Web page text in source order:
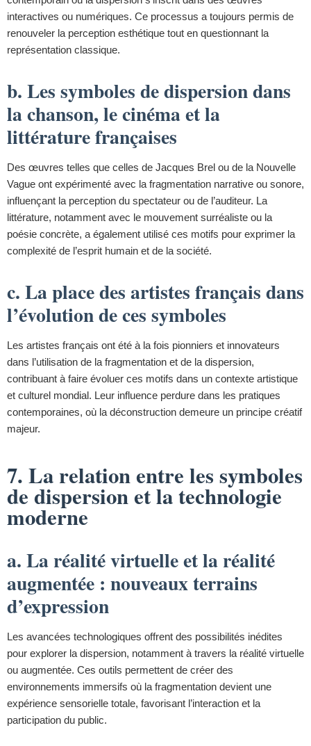
interactives ou numériques. Ce processus a toujours permis de
renouveler la perception esthétique tout en questionnant la
représentation classique.
b. Les symboles de dispersion dans
la chanson, le cinéma et la
littérature françaises
Des œuvres telles que celles de Jacques Brel ou de la Nouvelle
Vague ont expérimenté avec la fragmentation narrative ou sonore,
influençant la perception du spectateur ou de l’auditeur. La
littérature, notamment avec le mouvement surréaliste ou la
poésie concrète, a également utilisé ces motifs pour exprimer la
complexité de l’esprit humain et de la société.
c. La place des artistes français dans
l’évolution de ces symboles
Les artistes français ont été à la fois pionniers et innovateurs
dans l’utilisation de la fragmentation et de la dispersion,
contribuant à faire évoluer ces motifs dans un contexte artistique
et culturel mondial. Leur influence perdure dans les pratiques
contemporaines, où la déconstruction demeure un principe créatif
majeur.
7. La relation entre les symboles
de dispersion et la technologie
moderne
a. La réalité virtuelle et la réalité
augmentée : nouveaux terrains
d’expression
Les avancées technologiques offrent des possibilités inédites
pour explorer la dispersion, notamment à travers la réalité virtuelle
ou augmentée. Ces outils permettent de créer des
environnements immersifs où la fragmentation devient une
expérience sensorielle totale, favorisant l’interaction et la
participation du public.